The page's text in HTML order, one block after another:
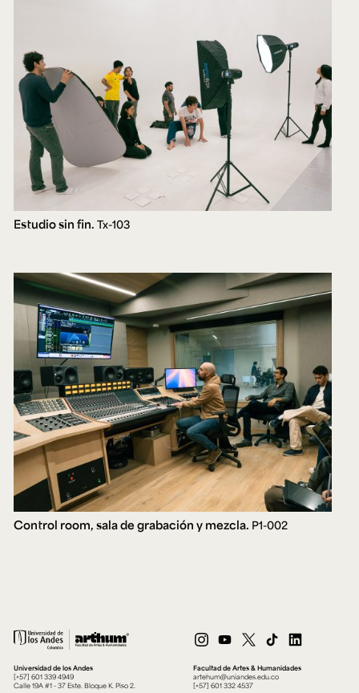
Estudio sin fin. Tx-103
Control room, sala de grabación y mezcla. P1-002
Universidad de los Andes
[+57] 601 339 4949
Calle 19A #1 - 37 Este. Bloque K. Piso 2.
Facultad de Artes & Humanidades
artehum@uniandes.edu.co
[+57] 601 332 4537